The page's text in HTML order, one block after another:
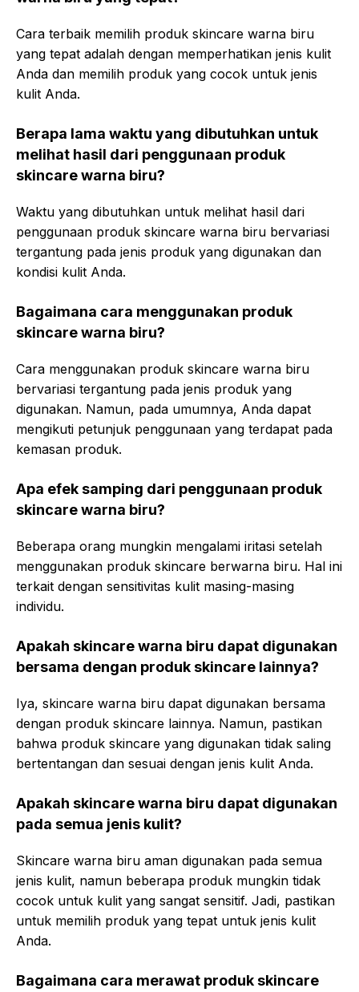
Cara terbaik memilih produk skincare warna biru
yang tepat adalah dengan memperhatikan jenis kulit
Anda dan memilih produk yang cocok untuk jenis
kulit Anda.
Berapa lama waktu yang dibutuhkan untuk
melihat hasil dari penggunaan produk
skincare warna biru?
Waktu yang dibutuhkan untuk melihat hasil dari
penggunaan produk skincare warna biru bervariasi
tergantung pada jenis produk yang digunakan dan
kondisi kulit Anda.
Bagaimana cara menggunakan produk
skincare warna biru?
Cara menggunakan produk skincare warna biru
bervariasi tergantung pada jenis produk yang
digunakan. Namun, pada umumnya, Anda dapat
mengikuti petunjuk penggunaan yang terdapat pada
kemasan produk.
Apa efek samping dari penggunaan produk
skincare warna biru?
Beberapa orang mungkin mengalami iritasi setelah
menggunakan produk skincare berwarna biru. Hal ini
terkait dengan sensitivitas kulit masing-masing
individu.
Apakah skincare warna biru dapat digunakan
bersama dengan produk skincare lainnya?
Iya, skincare warna biru dapat digunakan bersama
dengan produk skincare lainnya. Namun, pastikan
bahwa produk skincare yang digunakan tidak saling
bertentangan dan sesuai dengan jenis kulit Anda.
Apakah skincare warna biru dapat digunakan
pada semua jenis kulit?
Skincare warna biru aman digunakan pada semua
jenis kulit, namun beberapa produk mungkin tidak
cocok untuk kulit yang sangat sensitif. Jadi, pastikan
untuk memilih produk yang tepat untuk jenis kulit
Anda.
Bagaimana cara merawat produk skincare